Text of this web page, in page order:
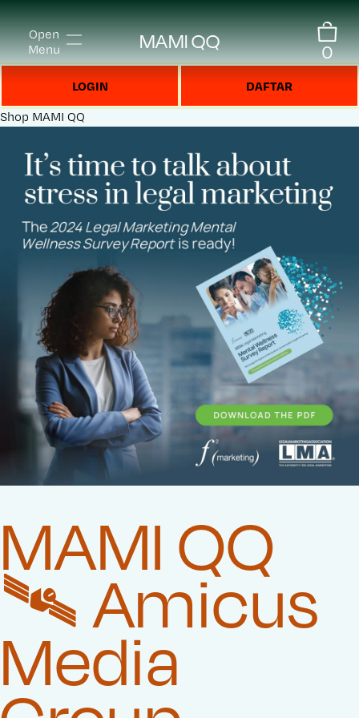
Open
Menu
MAMI QQ 0
LOGIN DAFTAR
Shop MAMI QQ
MAMI QQ
🛰️‍ Amicus
Media